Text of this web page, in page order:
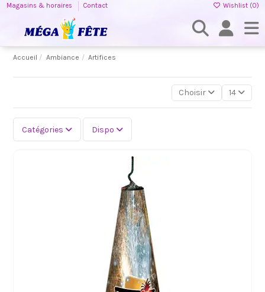
Magasins & horaires Contact Wishlist (0)
Accueil Ambiance Artifices
Choisir 14
Catégories Dispo